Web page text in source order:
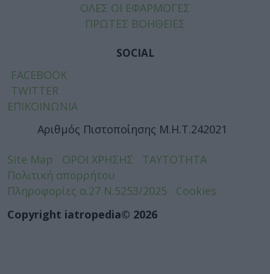
ΟΛΕΣ ΟΙ ΕΦΑΡΜΟΓΕΣ
ΠΡΩΤΕΣ ΒΟΗΘΕΙΕΣ
SOCIAL
FACEBOOK
TWITTER
ΕΠΙΚΟΙΝΩΝΙΑ
Αριθμός Πιστοποίησης Μ.Η.Τ.242021
Site Map ΟΡΟΙ ΧΡΗΣΗΣ
ΤΑΥΤΟΤΗΤΑ
Πολιτική απορρήτου
Πληροφορίες α.27 Ν.5253/2025
Cookies
Copyright iatropedia© 2026